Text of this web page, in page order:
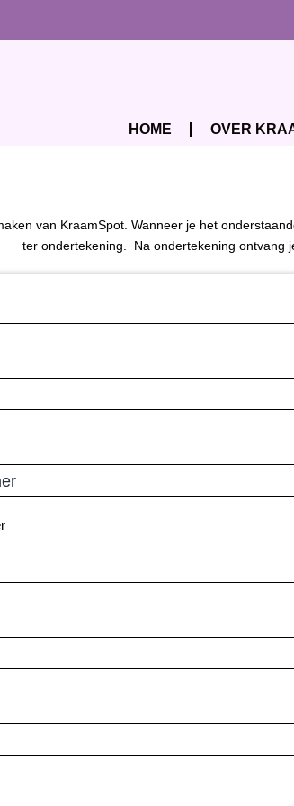
HOME OVER
van KraamSpot. Wanneer je het
ter ondertekening. Na ondertekening ontvang